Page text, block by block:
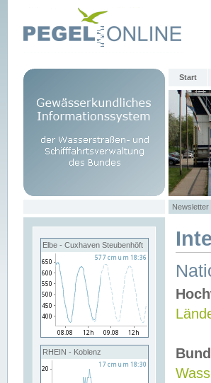
Start
Newsletter
Elbe - Cuxhaven Steubenhöft
RHEIN - Koblenz